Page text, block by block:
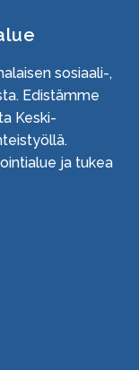
sosiaali-,
Edistämme
Keski-
ja tukea